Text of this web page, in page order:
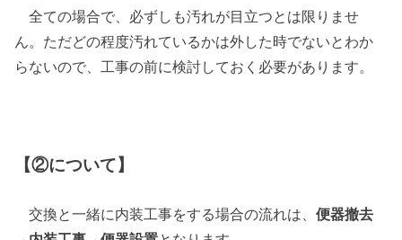
全ての場合で、必ずしも汚れが目立つとは限りませ
ん。ただどの程度汚れているかは外した時でないとわか
らないので、工事の前に検討しておく必要があります。
【②について】
交換と一緒に内装工事をする場合の流れは、便器撤去